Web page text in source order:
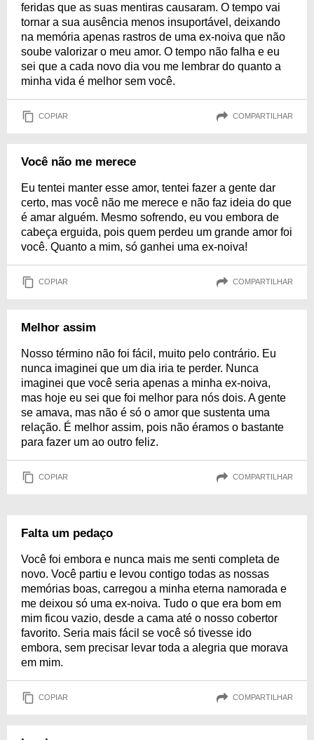
feridas que as suas mentiras causaram. O tempo vai
tornar a sua ausência menos insuportável, deixando
na memória apenas rastros de uma ex-noiva que não
soube valorizar o meu amor. O tempo não falha e eu
sei que a cada novo dia vou me lembrar do quanto a
minha vida é melhor sem você.
COPIAR COMPARTILHAR
Você não me merece
Eu tentei manter esse amor, tentei fazer a gente dar
certo, mas você não me merece e não faz ideia do que
é amar alguém. Mesmo sofrendo, eu vou embora de
cabeça erguida, pois quem perdeu um grande amor foi
você. Quanto a mim, só ganhei uma ex-noiva!
COPIAR COMPARTILHAR
Melhor assim
Nosso término não foi fácil, muito pelo contrário. Eu
nunca imaginei que um dia iria te perder. Nunca
imaginei que você seria apenas a minha ex-noiva,
mas hoje eu sei que foi melhor para nós dois. A gente
se amava, mas não é só o amor que sustenta uma
relação. É melhor assim, pois não éramos o bastante
para fazer um ao outro feliz.
COPIAR COMPARTILHAR
Falta um pedaço
Você foi embora e nunca mais me senti completa de
novo. Você partiu e levou contigo todas as nossas
memórias boas, carregou a minha eterna namorada e
me deixou só uma ex-noiva. Tudo o que era bom em
mim ficou vazio, desde a cama até o nosso cobertor
favorito. Seria mais fácil se você só tivesse ido
embora, sem precisar levar toda a alegria que morava
em mim.
COPIAR COMPARTILHAR